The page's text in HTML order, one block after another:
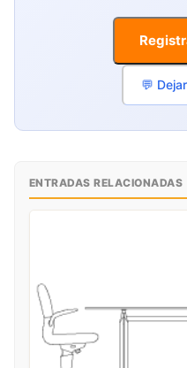
💬
ENTRADAS RELACIONADAS